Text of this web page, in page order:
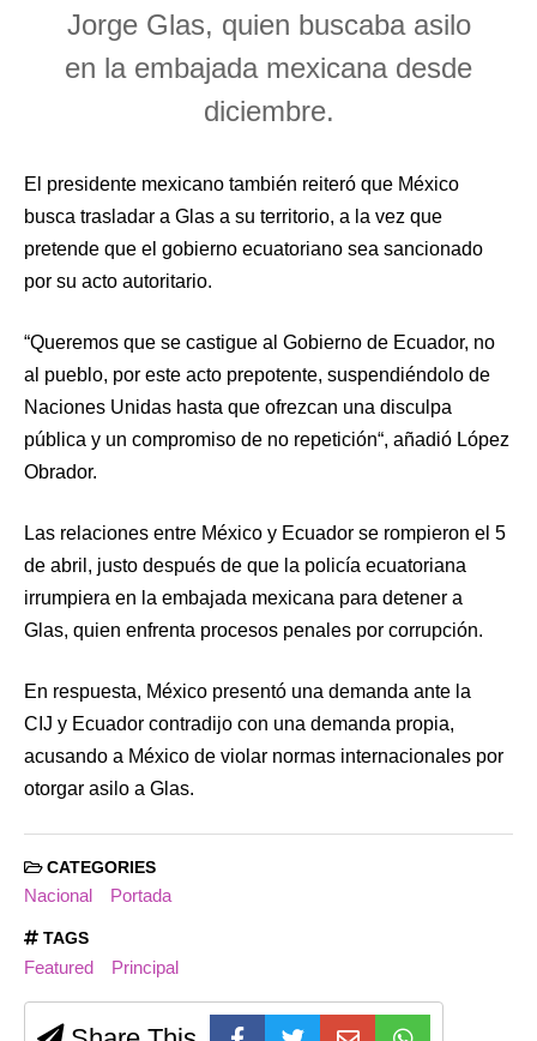
Jorge Glas, quien buscaba asilo
en la embajada mexicana desde
diciembre.
El presidente mexicano también reiteró que México
busca trasladar a Glas a su territorio, a la vez que
pretende que el gobierno ecuatoriano sea sancionado
por su acto autoritario.
“Queremos que se castigue al Gobierno de Ecuador, no
al pueblo, por este acto prepotente, suspendiéndolo de
Naciones Unidas hasta que ofrezcan una disculpa
pública y un compromiso de no repetición“, añadió López
Obrador.
Las relaciones entre México y Ecuador se rompieron el 5
de abril, justo después de que la policía ecuatoriana
irrumpiera en la embajada mexicana para detener a
Glas, quien enfrenta procesos penales por corrupción.
En respuesta, México presentó una demanda ante la
CIJ y Ecuador contradijo con una demanda propia,
acusando a México de violar normas internacionales por
otorgar asilo a Glas.
CATEGORIES
Nacional Portada
TAGS
Featured Principal